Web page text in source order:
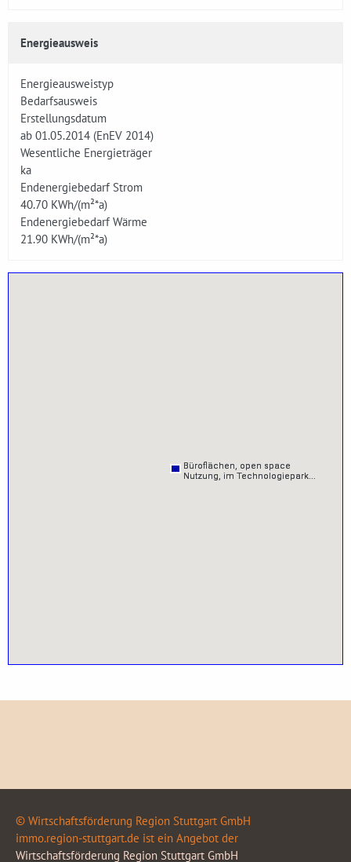
Energieausweis
Energieausweistyp
Bedarfsausweis
Erstellungsdatum
ab 01.05.2014 (EnEV 2014)
Wesentliche Energieträger
ka
Endenergiebedarf Strom
40.70 KWh/(m²*a)
Endenergiebedarf Wärme
21.90 KWh/(m²*a)
Büroflächen, open space
Nutzung, im Technologiepark...
Büroflächen, open space
Nutzung, im Technologiepark...
Büroflächen, open space
Nutzung, im Technologiepark...
Büroflächen, open space
Nutzung, im Technologiepark...
© Wirtschaftsförderung Region Stuttgart GmbH
immo.region-stuttgart.de ist ein Angebot der
Wirtschaftsförderung Region Stuttgart GmbH